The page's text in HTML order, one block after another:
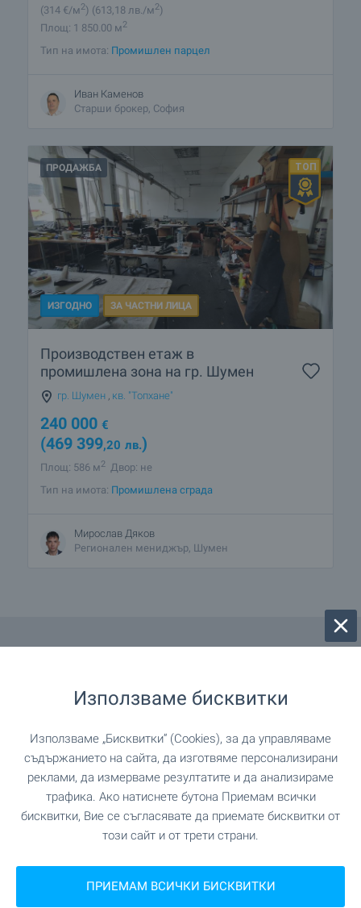
(314 €/м2) (613 ,18 лв./м2)
Площ: 1 850.00 м2
Тип на имота: Промишлен парцел
Иван Каменов
Старши брокер, София
ПРОДАЖБА
ИЗГОДНО ЗА ЧАСТНИ ЛИЦА
Производствен етаж в
промишлена зона на гр. Шумен
гр. Шумен , кв. "Топхане"
240 000 €
(469 399,20 лв.)
Площ: 586 м2 Двор: не
Тип на имота: Промишлена сграда
Мирослав Дяков
Регионален мениджър, Шумен
луксозни сгради с инфинити
Използваме бисквитки
Използваме „Бисквитки“ (Cookies), за да управляваме
съдържанието на сайта, да изготвяме персонализирани
реклами, да измерваме резултатите и да анализираме
трафика. Ако натиснете бутона Приемам всички
бисквитки, Вие се съгласявате да приемате бисквитки от
този сайт и от трети страни.
ПРИЕМАМ ВСИЧКИ БИСКВИТКИ